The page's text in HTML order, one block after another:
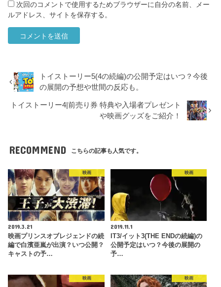
次回のコメントで使用するためブラウザーに自分の名前、メー
ルアドレス、サイトを保存する。
トイストーリー5(4の続編)の公開予定はいつ？今後
の展開の予想や世間の反応も。
トイストーリー4|前売り券 特典や入場者プレゼント
や映画グッズをご紹介！
RECOMMEND こちらの記事も人気です。
映画
2019.3.21
映画プリンスオブレジェンドの続
編で白濱亜嵐が出演？いつ公開？
キャストの予…
映画
2019.11.1
IT3/イット3(THE ENDの続編)の
公開予定はいつ？今後の展開の
予…
映画 映画